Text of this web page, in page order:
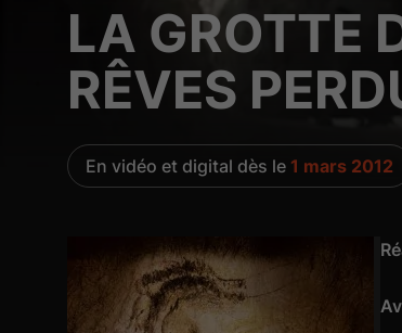
LA GROTTE
RÊVES
En vidéo et digital dès le 1 mars 2012